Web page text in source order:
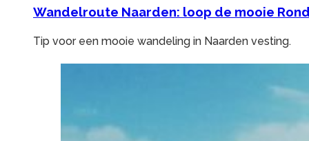
Wandelroute Naarden: loop de mooie
Tip voor een mooie wandeling in Naarden vesting.